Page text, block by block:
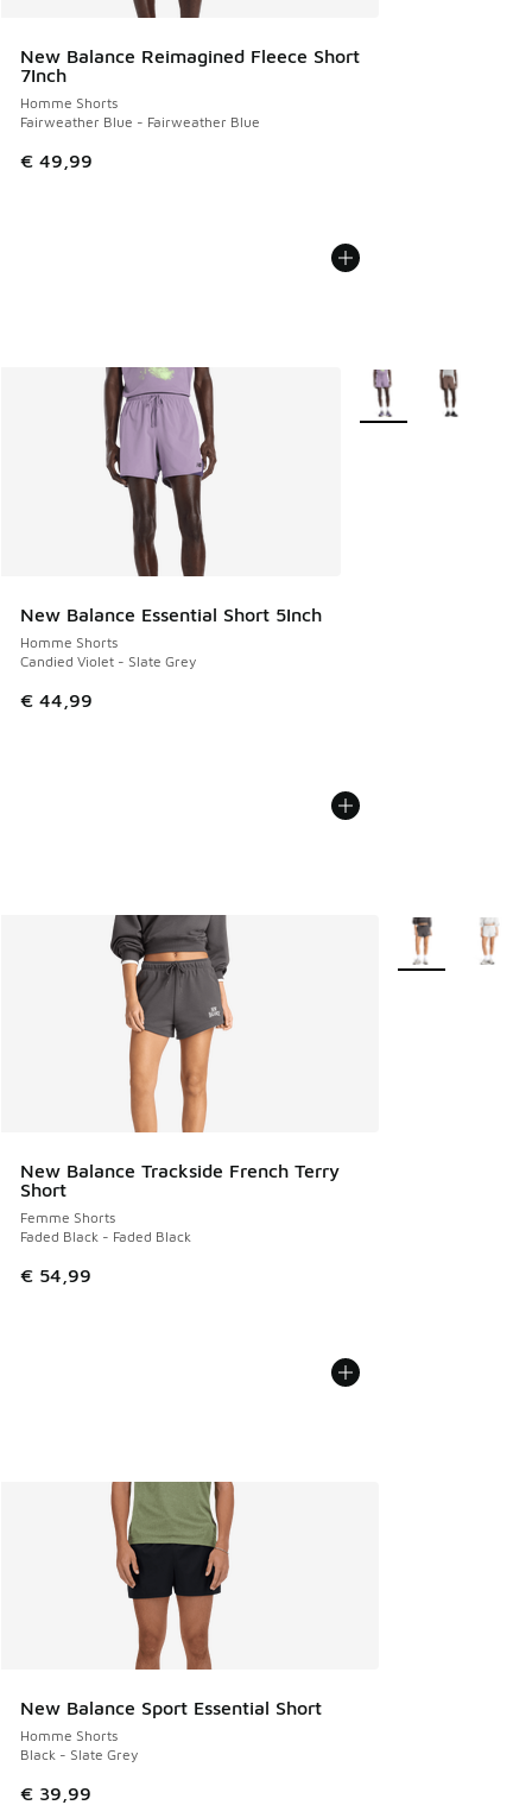
New Balance Reimagined Fleece Short
7Inch
Homme Shorts
Fairweather Blue - Fairweather Blue
€ 49,99
New Balance Essential Short 5Inch
Homme Shorts
Candied Violet - Slate Grey
€ 44,99
Plus de couleurs
New Balance Trackside French Terry
Short
Femme Shorts
Faded Black - Faded Black
€ 54,99
Plus de couleurs
New Balance Sport Essential Short
Homme Shorts
Black - Slate Grey
€ 39,99